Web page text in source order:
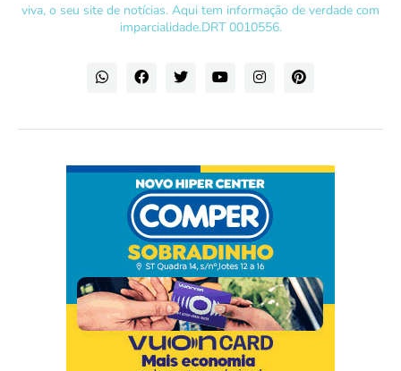
viva, o seu site de notícias. Aqui tem informação de verdade com
imparcialidade.DRT 0010556.